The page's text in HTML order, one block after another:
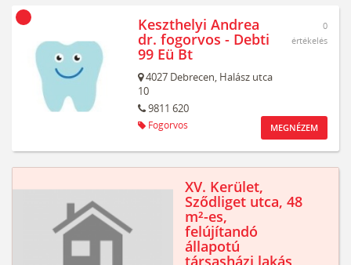
Keszthelyi Andrea
dr. fogorvos - Debti
99 Eü Bt
4027 Debrecen, Halász utca
10
9811 620
Fogorvos
0
értékelés
MEGNÉZEM
XV. Kerület,
Sződliget utca, 48
m²-es,
felújítandó
állapotú
társasházi lakás